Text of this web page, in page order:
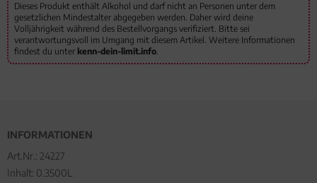
Dieses Produkt enthält Alkohol und darf nicht an Personen unter dem
gesetzlichen Mindestalter abgegeben werden. Daher wird deine
Volljährigkeit während des Bestellvorgangs verifiziert. Bitte sei
verantwortungsvoll im Umgang mit diesem Artikel. Weitere Informationen
findest du unter kenn-dein-limit.info.
INFORMATIONEN
Art.Nr.: 24227
Inhalt: 0.3500L